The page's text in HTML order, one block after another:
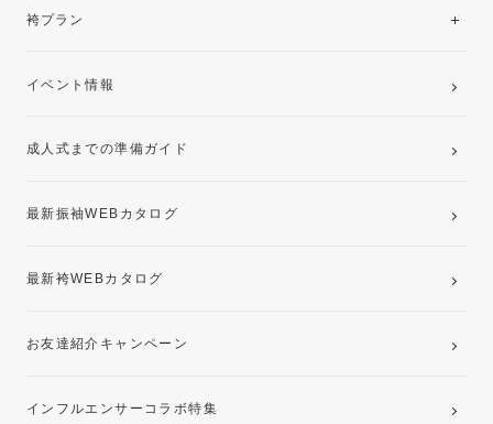
レンタルプラン
袴プラン
卒業袴レンタルプラン
イベント情報
成人式までの準備ガイド
最新振袖WEBカタログ
最新袴WEBカタログ
お友達紹介キャンペーン
インフルエンサーコラボ特集